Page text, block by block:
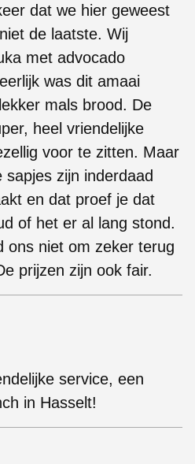
dat we hier geweest
de laatste. Wij
met advocado
was dit amaai
mals brood. De
heel vriendelijke
voor te zitten. Maar
zijn inderdaad
en dat proef je dat
of het er al lang stond.
ons niet om zeker terug
prijzen zijn ook fair.
service, een
in Hasselt!